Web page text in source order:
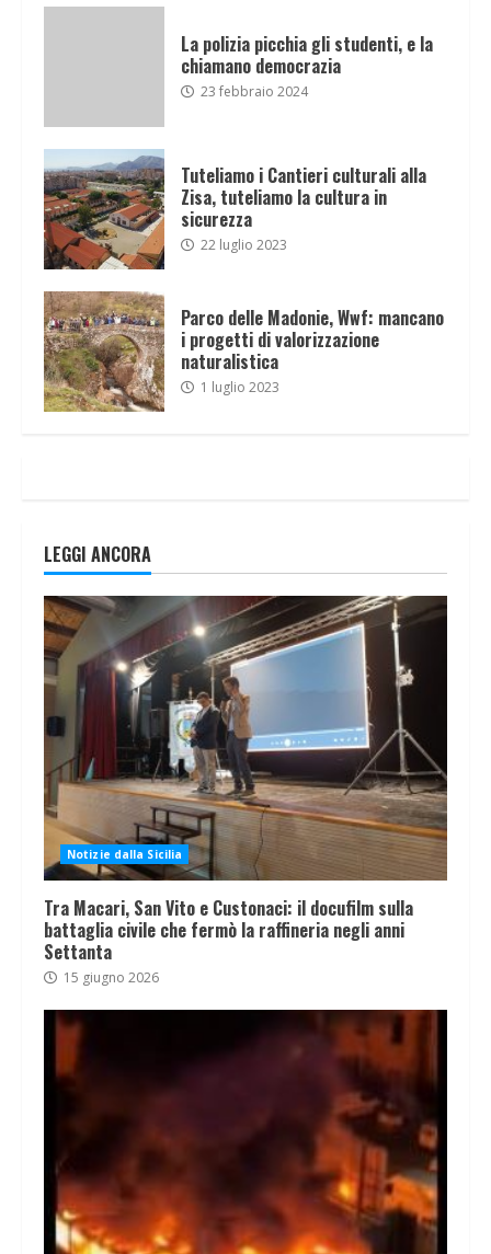
La polizia picchia gli studenti, e la
chiamano democrazia
23 febbraio 2024
Tuteliamo i Cantieri culturali alla
Zisa, tuteliamo la cultura in
sicurezza
22 luglio 2023
Parco delle Madonie, Wwf: mancano
i progetti di valorizzazione
naturalistica
1 luglio 2023
LEGGI ANCORA
Notizie dalla Sicilia
Tra Macari, San Vito e Custonaci: il docufilm sulla
battaglia civile che fermò la raffineria negli anni
Settanta
15 giugno 2026